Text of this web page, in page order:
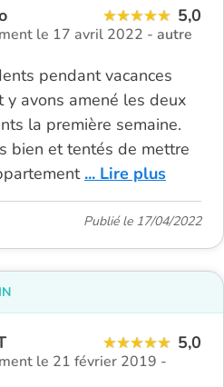
5,0
le 17 avril 2022 - autre
pendant vacances
y avons amené les deux
la première semaine.
bien et tentés de mettre
... Lire plus
Publié le 17/04/2022
5,0
le 21 février 2019 -